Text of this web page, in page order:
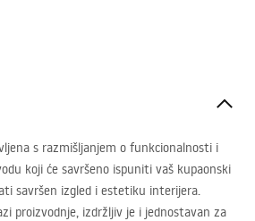
s razmišljanjem o funkcionalnosti i
koji će savršeno ispuniti vaš kupaonski
savršen izgled i estetiku interijera.
proizvodnje, izdržljiv je i jednostavan za